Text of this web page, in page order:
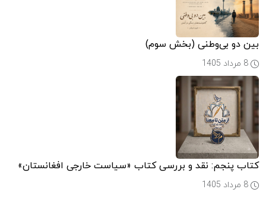
بین دو بی‌وطنی (بخش سوم)
8 مرداد 1405
کتاب پنجم: نقد و بررسی کتاب «سیاست خارجی افغانستان»
8 مرداد 1405